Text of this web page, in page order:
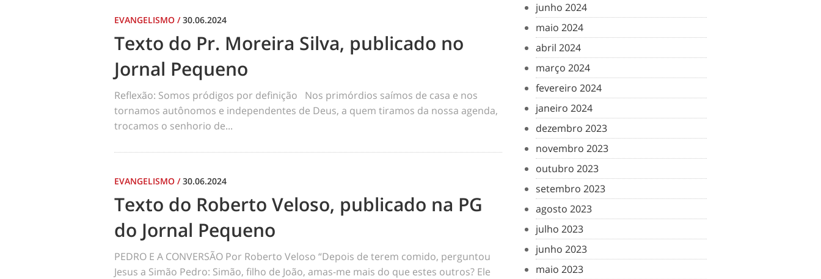
EVANGELISMO /30.06.2024
Texto do Pr. Moreira Silva, publicado no
Jornal Pequeno
Reflexão: Somos pródigos por definição Nos primórdios saímos de casa e nos
tornamos autônomos e independentes de Deus, a quem tiramos da nossa agenda,
trocamos o senhorio de...
EVANGELISMO /30.06.2024
Texto do Roberto Veloso, publicado na PG
do Jornal Pequeno
PEDRO E A CONVERSÃO Por Roberto Veloso “Depois de terem comido, perguntou
Jesus a Simão Pedro: Simão, filho de João, amas-me mais do que estes outros? Ele
junho 2024
maio 2024
abril 2024
março 2024
fevereiro 2024
janeiro 2024
dezembro 2023
novembro 2023
outubro 2023
setembro 2023
agosto 2023
julho 2023
junho 2023
maio 2023